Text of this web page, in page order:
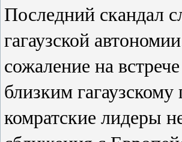
Последний скандал
гагаузской
сожаление на
близким
комратские лидеры